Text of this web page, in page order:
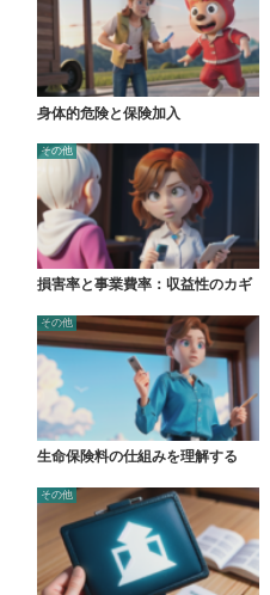
身体的危険と保険加入
その他
損害率と事業費率：収益性のカギ
その他
生命保険料の仕組みを理解する
その他